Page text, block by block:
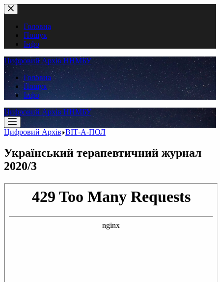
Перейти
до
вмістуГоловна
Пошук
Інфо
Цифровий Архів ННМБУ
Головна
Пошук
Інфо
Цифровий Архів ННМБУ
Цифровий Архів ВІТ-А-ПОЛ
Український терапевтичний журнал
2020/3